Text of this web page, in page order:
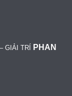
GIẢI TRÍ
PHAN